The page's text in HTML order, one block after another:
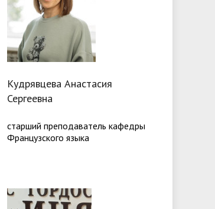
Кудрявцева Анастасия
Сергеевна
старший преподаватель кафедры
Французского языка